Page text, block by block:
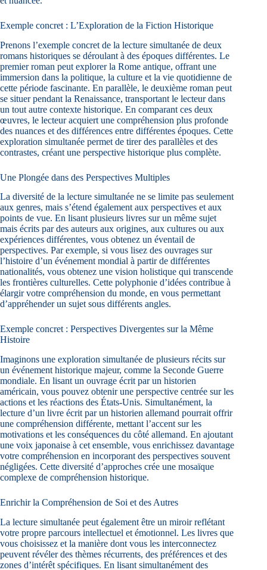
Exemple concret : L’Exploration de la Fiction Historique
Prenons l’exemple concret de la lecture simultanée de deux
romans historiques se déroulant à des époques différentes. Le
premier roman peut explorer la Rome antique, offrant une
immersion dans la politique, la culture et la vie quotidienne de
cette période fascinante. En parallèle, le deuxième roman peut
se situer pendant la Renaissance, transportant le lecteur dans
un tout autre contexte historique. En comparant ces deux
œuvres, le lecteur acquiert une compréhension plus profonde
des nuances et des différences entre différentes époques. Cette
exploration simultanée permet de tirer des parallèles et des
contrastes, créant une perspective historique plus complète.
Une Plongée dans des Perspectives Multiples
La diversité de la lecture simultanée ne se limite pas seulement
aux genres, mais s’étend également aux perspectives et aux
points de vue. En lisant plusieurs livres sur un même sujet
mais écrits par des auteurs aux origines, aux cultures ou aux
expériences différentes, vous obtenez un éventail de
perspectives. Par exemple, si vous lisez des ouvrages sur
l’histoire d’un événement mondial à partir de différentes
nationalités, vous obtenez une vision holistique qui transcende
les frontières culturelles. Cette polyphonie d’idées contribue à
élargir votre compréhension du monde, en vous permettant
d’appréhender un sujet sous différents angles.
Exemple concret : Perspectives Divergentes sur la Même
Histoire
Imaginons une exploration simultanée de plusieurs récits sur
un événement historique majeur, comme la Seconde Guerre
mondiale. En lisant un ouvrage écrit par un historien
américain, vous pouvez obtenir une perspective centrée sur les
actions et les réactions des États-Unis. Simultanément, la
lecture d’un livre écrit par un historien allemand pourrait offrir
une compréhension différente, mettant l’accent sur les
motivations et les conséquences du côté allemand. En ajoutant
une voix japonaise à cet ensemble, vous enrichissez davantage
votre compréhension en incorporant des perspectives souvent
négligées. Cette diversité d’approches crée une mosaïque
complexe de compréhension historique.
Enrichir la Compréhension de Soi et des Autres
La lecture simultanée peut également être un miroir reflétant
votre propre parcours intellectuel et émotionnel. Les livres que
vous choisissez et la manière dont vous les interconnectez
peuvent révéler des thèmes récurrents, des préférences et des
zones d’intérêt spécifiques. En lisant simultanément des